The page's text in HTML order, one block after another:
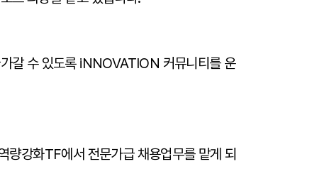
갈 수 있도록 iNNOVATION 커뮤니티를 운
량강화TF에서 전문가급 채용업무를 맡게 되